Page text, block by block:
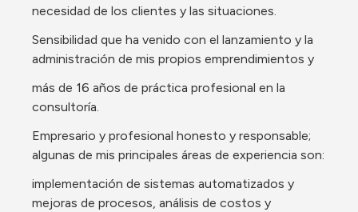
necesidad de los clientes y las situaciones.
Sensibilidad que ha venido con el lanzamiento y la
administración de mis propios emprendimientos y
más de 16 años de práctica profesional en la
consultoría.
Empresario y profesional honesto y responsable;
algunas de mis principales áreas de experiencia son:
implementación de sistemas automatizados y
mejoras de procesos, análisis de costos y